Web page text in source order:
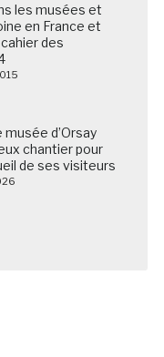
les musées et
en France et
des
d’Orsay
chantier pour
de ses visiteurs